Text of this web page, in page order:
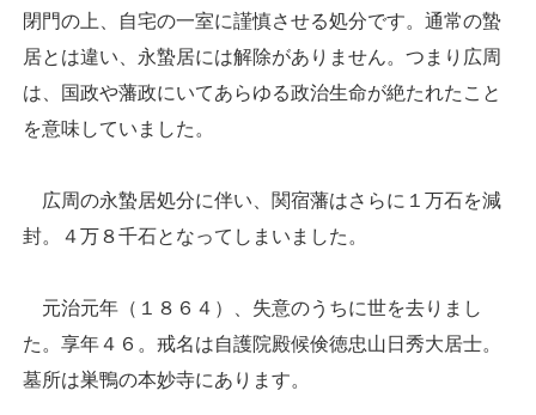
閉門の上、自宅の一室に謹慎させる処分です。通常の蟄
居とは違い、永蟄居には解除がありません。つまり広周
は、国政や藩政にいてあらゆる政治生命が絶たれたこと
を意味していました。
広周の永蟄居処分に伴い、関宿藩はさらに１万石を減
封。４万８千石となってしまいました。
元治元年（１８６４）、失意のうちに世を去りまし
た。享年４６。戒名は自護院殿候倹徳忠山日秀大居士。
墓所は巣鴨の本妙寺にあります。